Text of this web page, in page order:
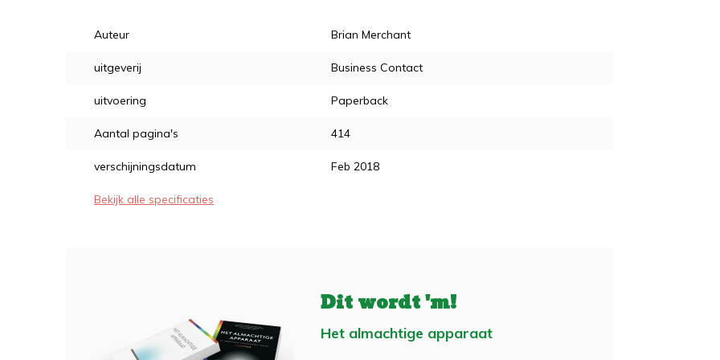
Auteur Brian Merchant
uitgeverij Business Contact
uitvoering Paperback
Aantal pagina's 414
verschijningsdatum Feb 2018
Bekijk alle specificaties
Dit wordt 'm!
Het almachtige apparaat